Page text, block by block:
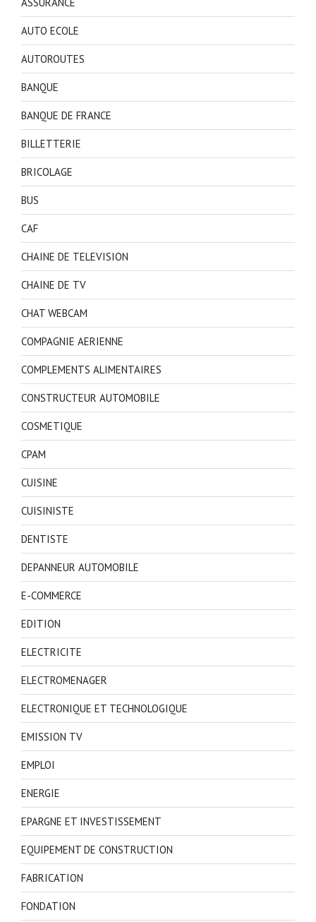
AUTO ECOLE
AUTOROUTES
BANQUE
BANQUE DE FRANCE
BILLETTERIE
BRICOLAGE
BUS
CAF
CHAINE DE TELEVISION
CHAINE DE TV
CHAT WEBCAM
COMPAGNIE AERIENNE
COMPLEMENTS ALIMENTAIRES
CONSTRUCTEUR AUTOMOBILE
COSMETIQUE
CPAM
CUISINE
CUISINISTE
DENTISTE
DEPANNEUR AUTOMOBILE
E-COMMERCE
EDITION
ELECTRICITE
ELECTROMENAGER
ELECTRONIQUE ET TECHNOLOGIQUE
EMISSION TV
EMPLOI
ENERGIE
EPARGNE ET INVESTISSEMENT
EQUIPEMENT DE CONSTRUCTION
FABRICATION
FONDATION